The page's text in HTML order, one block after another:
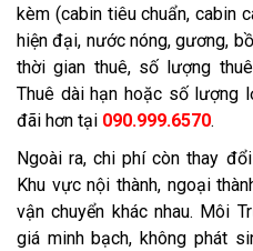
kèm (cabin tiêu chuẩn, cabin
hiện đại, nước nóng, gương,
thời gian thuê, số lượng
Thuê dài hạn hoặc số lượng
đãi hơn tại 090.999.6570.
Ngoài ra, chi phí còn thay
Khu vực nội thành, ngoại
vận chuyển khác nhau. Môi
giá minh bạch, không phát